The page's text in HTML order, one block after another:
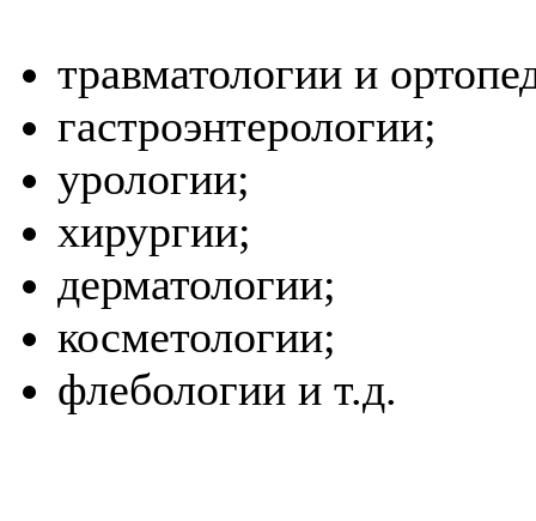
травматологии и
гастроэнтерологии;
урологии;
хирургии;
дерматологии;
косметологии;
флебологии и т.д.